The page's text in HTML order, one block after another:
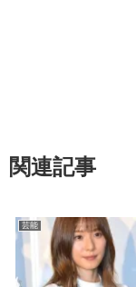
関連記事
芸能